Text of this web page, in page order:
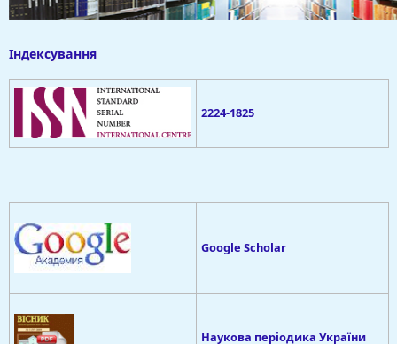
Індексування
2224-1825
Google Scholar
Наукова періодика України